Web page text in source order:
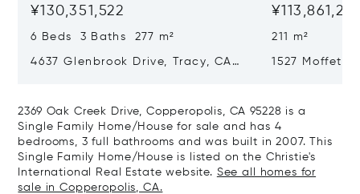
¥130,351,522
6 Beds 3 Baths 277 m²
4637 Glenbrook Drive, Tracy, CA
211 m²
1527 Moffett
2369 Oak Creek Drive, Copperopolis, CA 95228 is a
Single Family Home/House for sale and has 4
bedrooms, 3 full bathrooms and was built in 2007. This
Single Family Home/House is listed on the Christie's
International Real Estate website. See all homes for
sale in Copperopolis, CA.